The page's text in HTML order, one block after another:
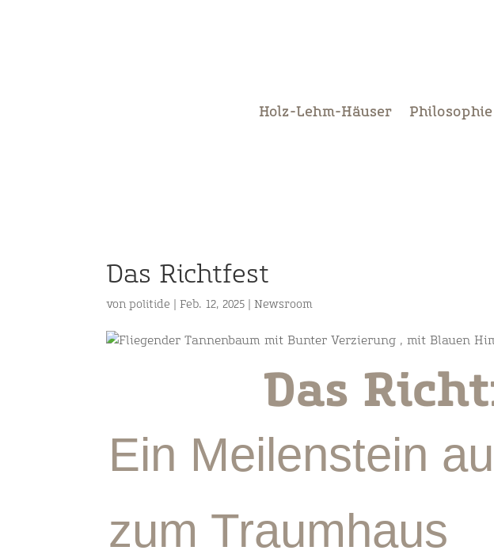
Holz-Lehm-Häuser Philosophie
Das Richtfest
vonpolitide |Feb. 12, 2025 |Newsroom
Das
Ein Meilenstein
zum Traumhaus